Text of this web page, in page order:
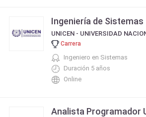
Ingeniería de Sistemas
Carrera
Ingeniero en Sistemas
Duración 5 años
Online
Analista Programador